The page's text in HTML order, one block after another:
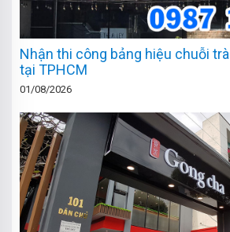
Nhận thi công bảng hiệu chuỗi
tại TPHCM
01/08/2026